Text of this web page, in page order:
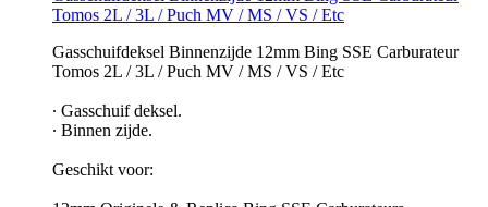
Tomos 2L / 3L / Puch MV / MS / VS / Etc
Gasschuifdeksel Binnenzijde 12mm Bing SSE Carburateur
Tomos 2L / 3L / Puch MV / MS / VS / Etc
∙ Gasschuif deksel.
∙ Binnen zijde.
Geschikt voor: